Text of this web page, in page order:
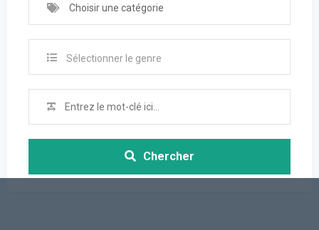
Choisir une catégorie
Sélectionner le genre
Chercher